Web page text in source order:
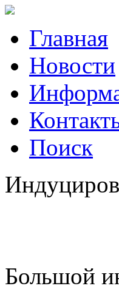
Главная
Новости
Поиск
Большой